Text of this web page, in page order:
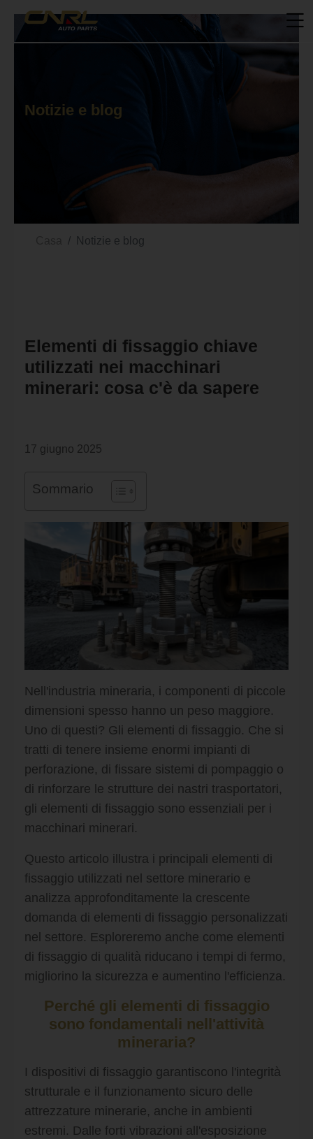
Notizie e blog
Notizie e blog
Elementi di fissaggio chiave
utilizzati nei macchinari
minerari: cosa c'è da sapere
17 giugno 2025
Sommario
Nell'industria mineraria, i componenti di piccole
dimensioni spesso hanno un peso maggiore.
Uno di questi? Gli elementi di fissaggio. Che si
tratti di tenere insieme enormi impianti di
perforazione, di fissare sistemi di pompaggio o
di rinforzare le strutture dei nastri trasportatori,
gli elementi di fissaggio sono essenziali per i
macchinari minerari.
Questo articolo illustra i principali elementi di
fissaggio utilizzati nel settore minerario e
analizza approfonditamente la crescente
domanda di elementi di fissaggio personalizzati
nel settore. Esploreremo anche come elementi
di fissaggio di qualità riducano i tempi di fermo,
migliorino la sicurezza e aumentino l'efficienza.
Perché gli elementi di fissaggio
sono fondamentali nell'attività
mineraria?
I dispositivi di fissaggio garantiscono l'integrità
strutturale e il funzionamento sicuro delle
attrezzature minerarie, anche in ambienti
estremi. Dalle forti vibrazioni all'esposizione